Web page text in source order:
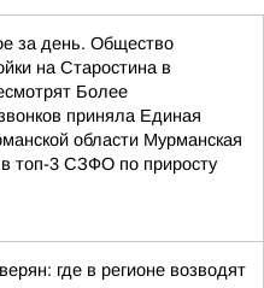
за день. Общество
на Старостина в
Более
приняла Единая
области Мурманская
топ-3 СЗФО по приросту
где в регионе возводят